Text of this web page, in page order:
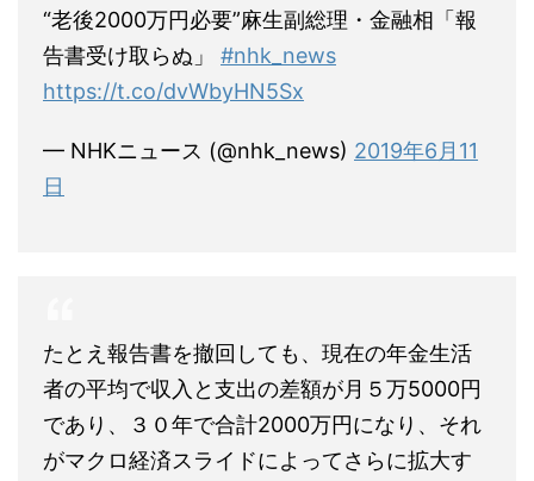
“老後2000万円必要”麻生副総理・金融相「報
告書受け取らぬ」 #nhk_news
https://t.co/dvWbyHN5Sx
— NHKニュース (@nhk_news) 2019年6月11
日
たとえ報告書を撤回しても、現在の年金生活
者の平均で収入と支出の差額が月５万5000円
であり、３０年で合計2000万円になり、それ
がマクロ経済スライドによってさらに拡大す